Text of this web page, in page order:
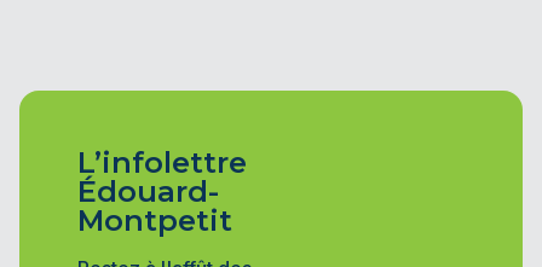
L’infolettre
Édouard-
Montpetit